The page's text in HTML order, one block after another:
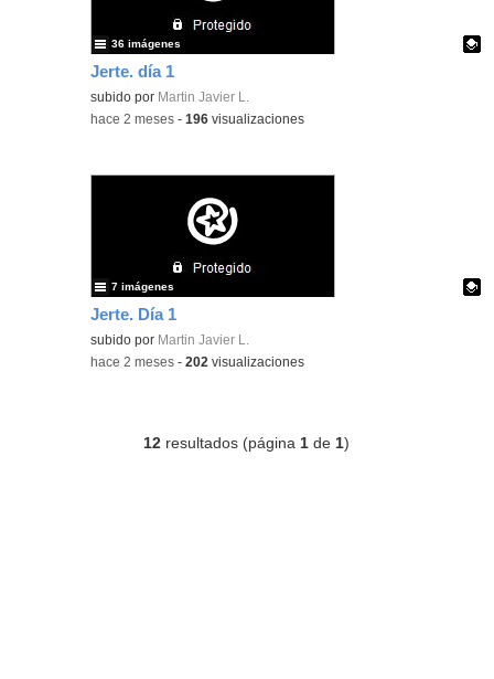
Jerte. día 1
Contenido educativo.
subido por Martin Javier L.
36 imágenes
-hace 2 meses -196 visualizaciones
Jerte. Día 1
Contenido educativo.
subido por Martin Javier L.
7 imágenes
-hace 2 meses -202 visualizaciones
12 resultados (página 1 de 1)